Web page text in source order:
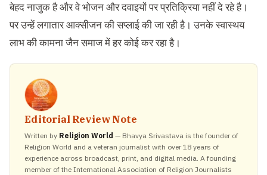
बेहद नाजुक है और वे भोजन और दवाइयों पर प्रतिक्रिया नहीं दे रहे है।
पर उन्हें लगातार आक्सीजन की सप्लाई की जा रही है। उनके स्वास्थय
लाभ की कामना जैन समाज में हर कोई कर रहा है।
Editorial Review Note
Written by Religion World — Bhavya Srivastava is the founder of
Religion World and a veteran journalist with over 18 years of
experience across broadcast, print, and digital media. A founding
member of the International Association of Religion Journalists